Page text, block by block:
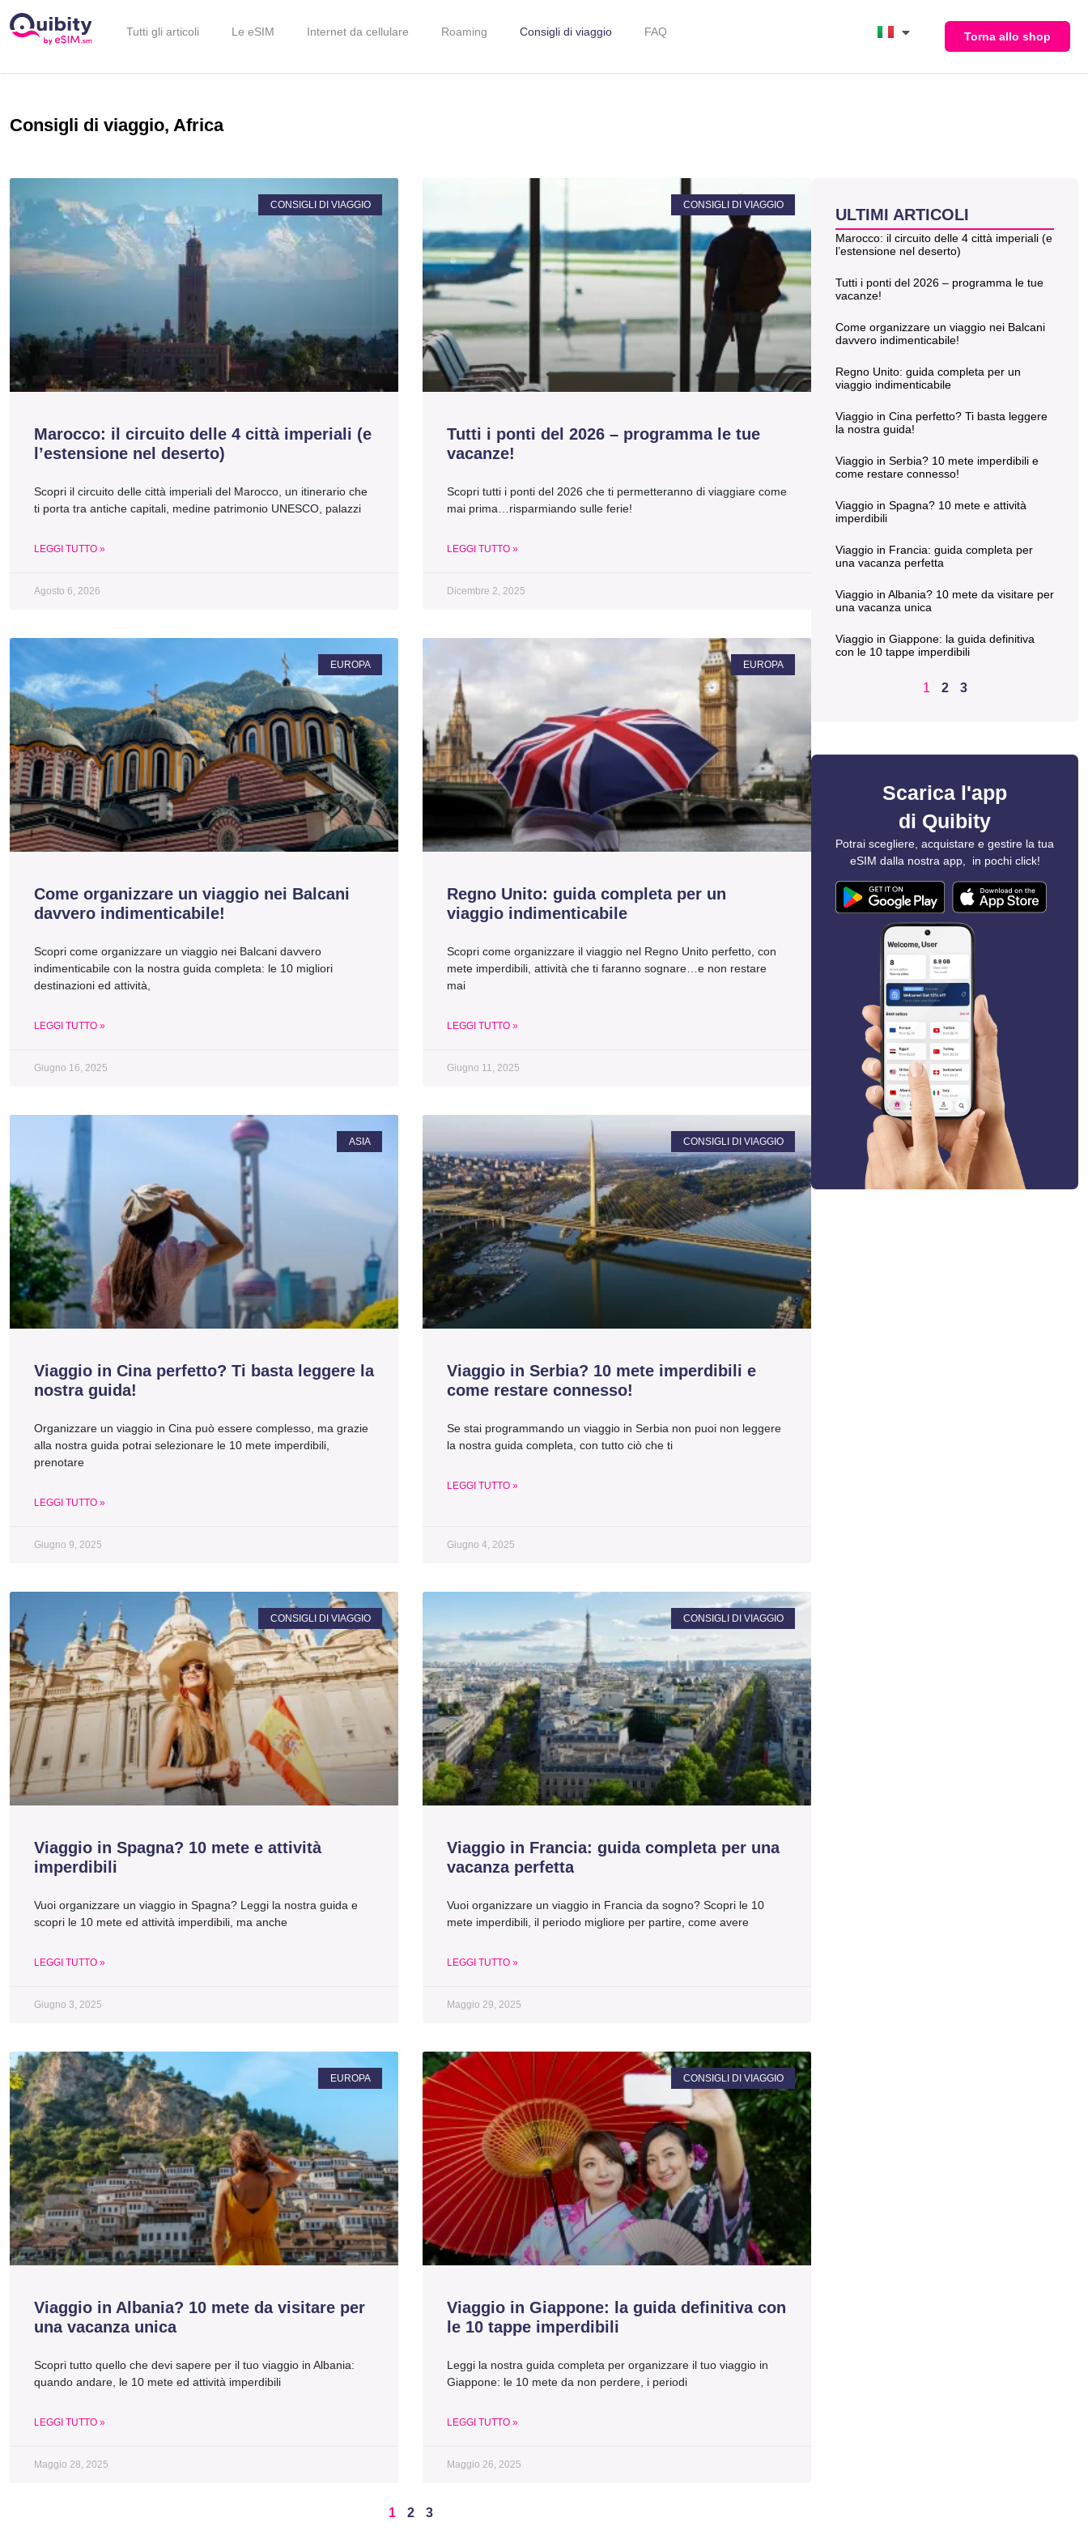
Tutti gli articoli Le eSIM Internet da cellulare Roaming Consigli di viaggio FAQ Torna allo shop
Consigli di viaggio, Africa
ULTIMI ARTICOLI
Marocco: il circuito delle 4 città imperiali (e
l’estensione nel deserto)
Tutti i ponti del 2026 – programma le tue
vacanze!
Come organizzare un viaggio nei Balcani
davvero indimenticabile!
Regno Unito: guida completa per un
viaggio indimenticabile
Viaggio in Cina perfetto? Ti basta leggere
la nostra guida!
Viaggio in Serbia? 10 mete imperdibili e
come restare connesso!
Viaggio in Spagna? 10 mete e attività
imperdibili
Viaggio in Francia: guida completa per
una vacanza perfetta
Viaggio in Albania? 10 mete da visitare per
una vacanza unica
Viaggio in Giappone: la guida definitiva
con le 10 tappe imperdibili
1 2 3
Scarica l'app
di Quibity
Potrai scegliere, acquistare e gestire la tua
eSIM dalla nostra app, in pochi click!
CONSIGLI DI VIAGGIO
Marocco: il circuito delle 4 città imperiali (e
l’estensione nel deserto)
Scopri il circuito delle città imperiali del Marocco, un itinerario che
ti porta tra antiche capitali, medine patrimonio UNESCO, palazzi
LEGGI TUTTO »
Agosto 6, 2026
CONSIGLI DI VIAGGIO
Tutti i ponti del 2026 – programma le tue
vacanze!
Scopri tutti i ponti del 2026 che ti permetteranno di viaggiare come
mai prima…risparmiando sulle ferie!
LEGGI TUTTO »
Dicembre 2, 2025
EUROPA
Come organizzare un viaggio nei Balcani
davvero indimenticabile!
Scopri come organizzare un viaggio nei Balcani davvero
indimenticabile con la nostra guida completa: le 10 migliori
destinazioni ed attività,
LEGGI TUTTO »
Giugno 16, 2025
EUROPA
Regno Unito: guida completa per un
viaggio indimenticabile
Scopri come organizzare il viaggio nel Regno Unito perfetto, con
mete imperdibili, attività che ti faranno sognare…e non restare
mai
LEGGI TUTTO »
Giugno 11, 2025
ASIA
Viaggio in Cina perfetto? Ti basta leggere la
nostra guida!
Organizzare un viaggio in Cina può essere complesso, ma grazie
alla nostra guida potrai selezionare le 10 mete imperdibili,
prenotare
LEGGI TUTTO »
Giugno 9, 2025
CONSIGLI DI VIAGGIO
Viaggio in Serbia? 10 mete imperdibili e
come restare connesso!
Se stai programmando un viaggio in Serbia non puoi non leggere
la nostra guida completa, con tutto ciò che ti
LEGGI TUTTO »
Giugno 4, 2025
CONSIGLI DI VIAGGIO
Viaggio in Spagna? 10 mete e attività
imperdibili
Vuoi organizzare un viaggio in Spagna? Leggi la nostra guida e
scopri le 10 mete ed attività imperdibili, ma anche
LEGGI TUTTO »
Giugno 3, 2025
CONSIGLI DI VIAGGIO
Viaggio in Francia: guida completa per una
vacanza perfetta
Vuoi organizzare un viaggio in Francia da sogno? Scopri le 10
mete imperdibili, il periodo migliore per partire, come avere
LEGGI TUTTO »
Maggio 29, 2025
EUROPA
Viaggio in Albania? 10 mete da visitare per
una vacanza unica
Scopri tutto quello che devi sapere per il tuo viaggio in Albania:
quando andare, le 10 mete ed attività imperdibili
LEGGI TUTTO »
Maggio 28, 2025
CONSIGLI DI VIAGGIO
Viaggio in Giappone: la guida definitiva con
le 10 tappe imperdibili
Leggi la nostra guida completa per organizzare il tuo viaggio in
Giappone: le 10 mete da non perdere, i periodi
LEGGI TUTTO »
Maggio 26, 2025
1 2 3